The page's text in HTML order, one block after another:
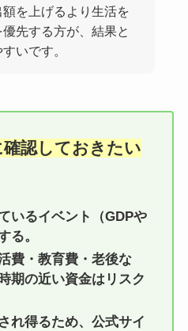
を上げるより生活を
先する方が、結果と
いです。
確認しておきたい
いるイベント（GDPや
る。
費・教育費・老後な
期の近い資金はリスク
れ得るため、公式サイ